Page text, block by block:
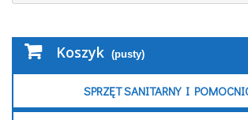
Koszyk (pusty)
SPRZĘT SANITARNY I